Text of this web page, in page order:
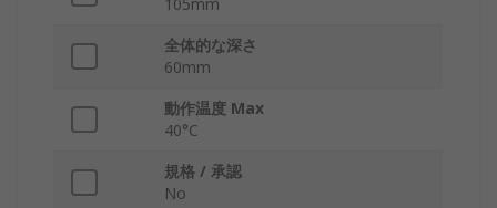
105mm
全体的な深さ
60mm
動作温度 Max
40°C
規格 / 承認
No